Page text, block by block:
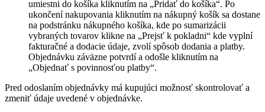
umiestni do košíka kliknutím na „Pridať do košíka“. Po
ukončení nakupovania kliknutím na nákupný košík sa dostane
na podstránku nákupného košíka, kde po sumarizácii
vybraných tovarov klikne na „Prejsť k pokladni“ kde vyplní
fakturačné a dodacie údaje, zvolí spôsob dodania a platby.
Objednávku záväzne potvrdí a odošle kliknutím na
„Objednať s povinnosťou platby“.
Pred odoslaním objednávky má kupujúci možnosť skontrolovať a
zmeniť údaje uvedené v objednávke.